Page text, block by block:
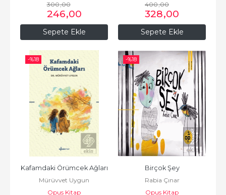
Sepete Ekle
300,00
246,00
Sepete Ekle
400,00
328,00
-%18
Kafamdaki Örümcek Ağları
Mürüvvet Uygun
Opus Kitap
-%18
Birçok Şey
Rabia Çınar
Opus Kitap